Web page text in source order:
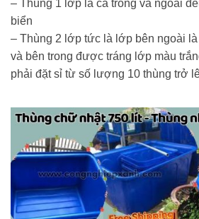
– Thùng 1 lớp là cả trong và ngoài
biển
– Thùng 2 lớp tức là lớp bên ngoài
và bên trong được tráng lớp màu
phải đặt sỉ từ số lượng 10 thùng trở